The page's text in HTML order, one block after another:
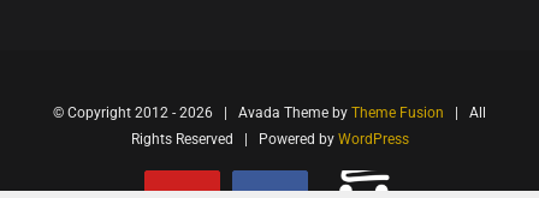
© Copyright 2012 - 2026 | Avada Theme by Theme Fusion | All
Rights Reserved | Powered by WordPress
Onlineshop